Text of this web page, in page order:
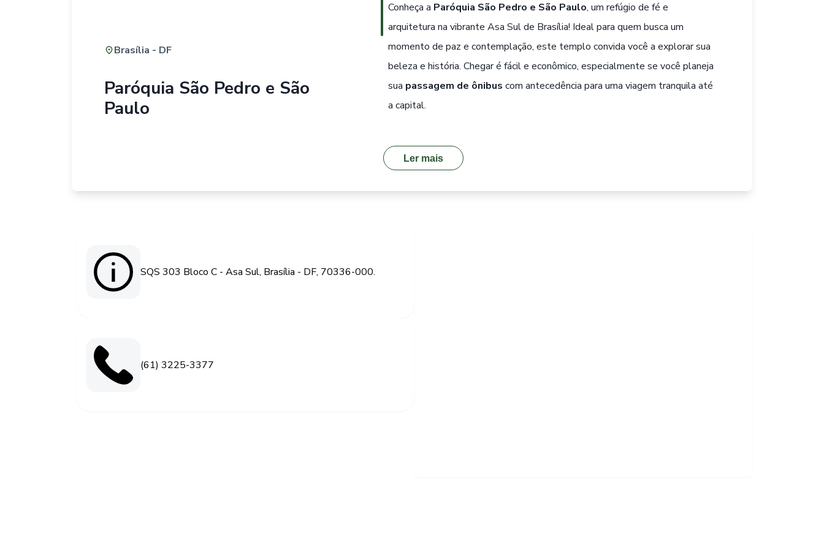
Brasília - DF
Paróquia São Pedro e São
Paulo
Conheça a Paróquia São Pedro e São Paulo, um refúgio de fé e
arquitetura na vibrante Asa Sul de Brasília! Ideal para quem busca um
momento de paz e contemplação, este templo convida você a explorar sua
beleza e história. Chegar é fácil e econômico, especialmente se você planeja
sua passagem de ônibus com antecedência para uma viagem tranquila até
a capital.
Ler mais
SQS 303 Bloco C - Asa Sul, Brasília - DF, 70336-000.
(61) 3225-3377